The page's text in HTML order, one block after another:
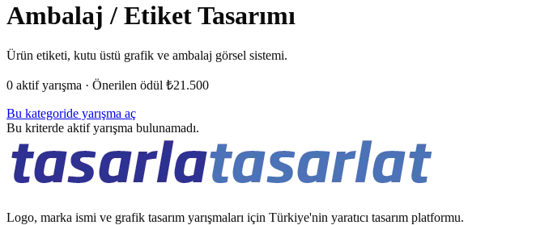
Ambalaj / Etiket Tasarımı
Ürün etiketi, kutu üstü grafik ve ambalaj görsel sistemi.
0 aktif yarışma · Önerilen ödül ₺21.500
Bu kategoride yarışma aç
Bu kriterde aktif yarışma bulunamadı.
Logo, marka ismi ve grafik tasarım yarışmaları için Türkiye'nin yaratıcı tasarım platformu.